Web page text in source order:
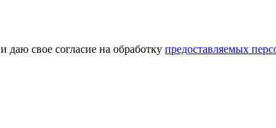
и даю свое согласие на обработку предоставляемых